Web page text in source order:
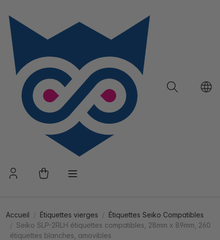
Accueil Étiquettes vierges
Étiquettes Seiko Compatibles
Seiko SLP-2RLH étiquettes compatibles, 28mm x 89mm, 260
étiquettes blanches, amovibles